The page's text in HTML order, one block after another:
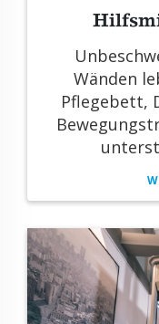
Wän­den
Pfle­ge­bett,